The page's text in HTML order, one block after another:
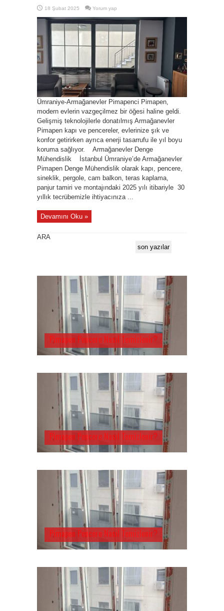
18 Şubat 2025 Yorum yap
Ümraniye-Armağanevler Pimapenci Pimapen,
modern evlerin vazgeçilmez bir öğesi haline geldi.
Gelişmiş teknolojilerle donatılmış Armağanevler
Pimapen kapı ve pencereler, evlerinize şık ve
konfor getirirken ayrıca enerji tasarrufu ile yıl boyu
koruma sağlıyor. Armağanevler Denge
Mühendislik İstanbul Ümraniye’de Armağanevler
Pimapen Denge Mühendislik olarak kapı, pencere,
sineklik, pergole, cam balkon, teras kaplama,
panjur tamiri ve montajındaki 2025 yılı itibariyle 30
yıllık tecrübemizle ihtiyacınıza ...
Devamını Oku »
ARA
son yazılar
Pimapen Pencere Nasıl Temizlenir?
Pimapen Pencere Nasıl Temizlenir?
Pimapen Pencere Nasıl Temizlenir?